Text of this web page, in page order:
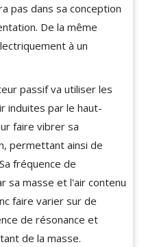
pas dans sa conception
De la même
à un
passif va utiliser les
induites par le haut-
faire vibrer sa
permettant ainsi de
fréquence de
sa masse et l'air contenu
faire varier sur de
de résonance et
de la masse.